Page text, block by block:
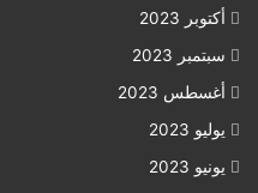
أكتوبر 2023
سبتمبر 2023
أغسطس 2023
يوليو 2023
يونيو 2023